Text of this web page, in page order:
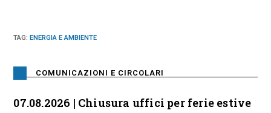
TAG:ENERGIA E AMBIENTE
COMUNICAZIONI E CIRCOLARI
07.08.2026 | Chiusura uffici per ferie estive